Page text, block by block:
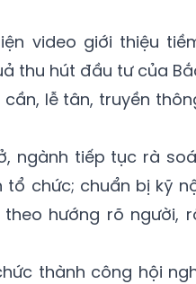
video giới thiệu
thu hút đầu tư của
lễ tân, truyền
ngành tiếp tục rà
chức; chuẩn bị kỹ
hướng rõ người,
thành công hội